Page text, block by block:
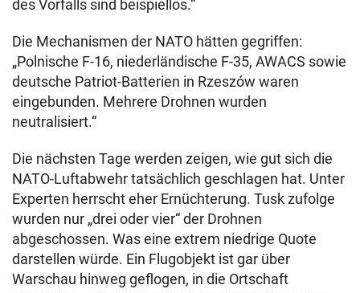
des Vorfalls sind beispiellos.“
Die Mechanismen der NATO hätten gegriffen:
„Polnische F-16, niederländische F-35, AWACS sowie
deutsche Patriot-Batterien in Rzeszów waren
eingebunden. Mehrere Drohnen wurden
neutralisiert.“
Die nächsten Tage werden zeigen, wie gut sich die
NATO-Luftabwehr tatsächlich geschlagen hat. Unter
Experten herrscht eher Ernüchterung. Tusk zufolge
wurden nur „drei oder vier“ der Drohnen
abgeschossen. Was eine extrem niedrige Quote
darstellen würde. Ein Flugobjekt ist gar über
Warschau hinweg geflogen, in die Ortschaft